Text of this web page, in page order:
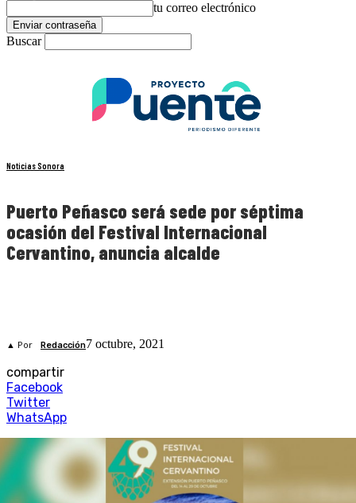
tu correo electrónico
Buscar
Noticias Sonora
Puerto Peñasco será sede por séptima
ocasión del Festival Internacional
Cervantino, anuncia alcalde
▲ Por Redacción7 octubre, 2021
compartir
Facebook
Twitter
WhatsApp